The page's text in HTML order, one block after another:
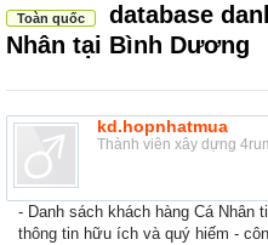
Toàn quốc
database
Nhân tại Bình Dương
kd.hopnhatmua
Thành viên xây dựng
- Danh sách khách hàng Cá Nhân
thông tin hữu ích và quý hiếm -